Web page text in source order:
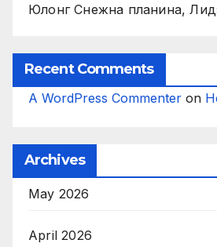
Юлонг Снежна планина,
Recent Comments
A WordPress Commenter on
Archives
May 2026
April 2026